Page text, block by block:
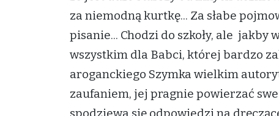
za niemodną kurtkę... Za słabe
pisanie... Chodzi do szkoły, ale jakby
wszystkim dla Babci, której bardzo
aroganckiego Szymka wielkim
zaufaniem, jej pragnie powierzać